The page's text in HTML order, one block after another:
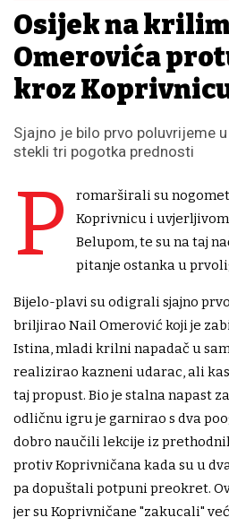
Osijek na
Omerovića
kroz
Sjajno je bilo prvo poluvrijeme
stekli tri pogotka prednosti
P
romarširali su
Koprivnicu i
Belupom, te su na taj
pitanje ostanka u
Bijelo-plavi su odigrali sjajno
briljirao Nail Omerović koji je
Istina, mladi krilni napadač u
realizirao kazneni udarac, ali
taj propust. Bio je stalna napast
odličnu igru je garnirao s dva
dobro naučili lekcije iz
protiv Koprivničana kada su u
pa dopuštali potpuni preokret.
jer su Koprivničane "zakucali"